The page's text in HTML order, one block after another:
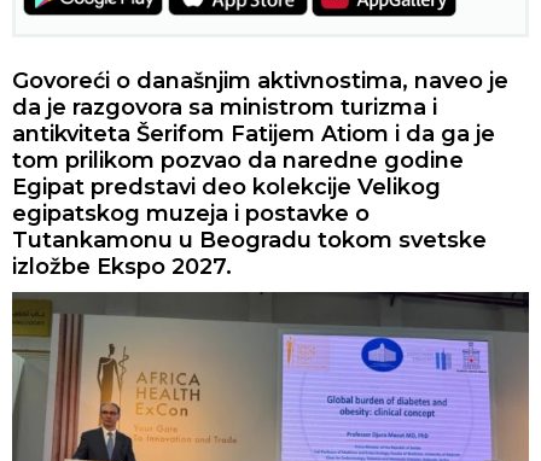
Govoreći o današnjim aktivnostima, naveo je
da je razgovora sa ministrom turizma i
antikviteta Šerifom Fatijem Atiom i da ga je
tom prilikom pozvao da naredne godine
Egipat predstavi deo kolekcije Velikog
egipatskog muzeja i postavke o
Tutankamonu u Beogradu tokom svetske
izložbe Ekspo 2027.